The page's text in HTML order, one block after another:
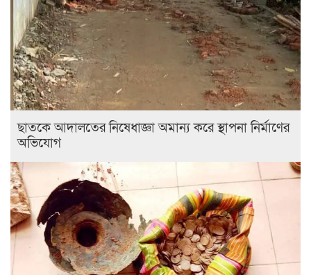
ছাতকে আদালতের নিষেধাজ্ঞা অমান্য করে স্থাপনা নির্মাণের
অভিযোগ